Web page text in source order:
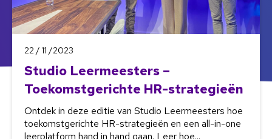
22 / 11 /2023
Studio Leermeesters –
Toekomstgerichte HR-strategieën
Ontdek in deze editie van Studio Leermeesters hoe
toekomstgerichte HR-strategieën en een all-in-one